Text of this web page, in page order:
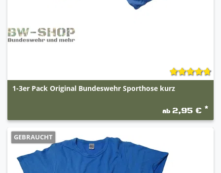
1-3er Pack Original Bundeswehr Sporthose kurz
ab 2,95 € *
GEBRAUCHT